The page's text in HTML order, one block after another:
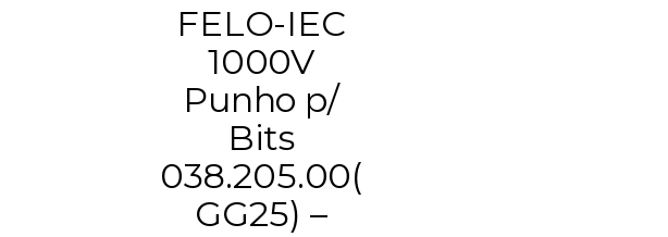
FELO-IEC
1000V
Punho p/
Bits
038.205.00(
GG25) –